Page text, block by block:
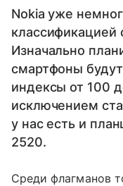
Nokia уже
классификацией
Изначально
смартфоны
индексы от 100
исключением
у нас есть и
2520.
Среди флагманов